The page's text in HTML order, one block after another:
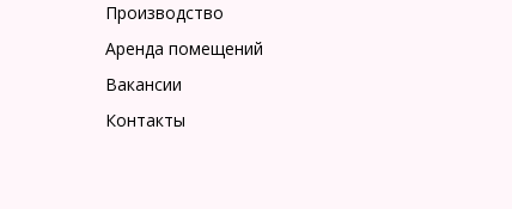
Производство
Аренда помещений
Вакансии
Контакты